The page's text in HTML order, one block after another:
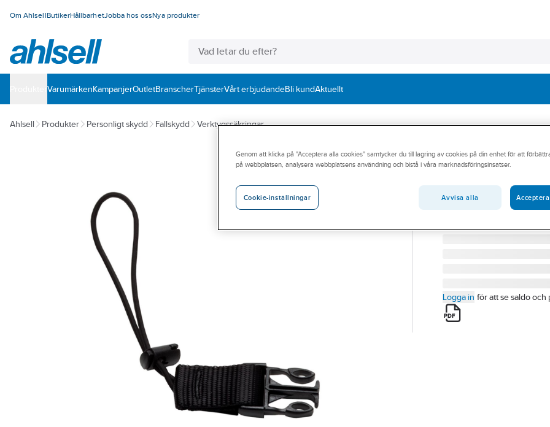
Om AhlsellButikerHållbarhetJobba hos ossNya produkter
VarumärkenKampanjerOutletBranscherTjänsterVårt erbjudandeBli kundAktuellt
Ahlsell Produkter Personligt skydd Fallskydd Verktygssäkringar
BAHCO
Ögla Bahco
ÖGLA BAHCO TAH M
Artikelnummer:
365737
0194797
Logga in för att se saldo och
Genom att klicka på "Acceptera alla cookies" samtycker du till lagring av cookies på din enhet för att
på webbplatsen, analysera webbplatsens användning och bistå i våra marknadsföringsinsatser.
Cookie-inställningar Avvisa alla